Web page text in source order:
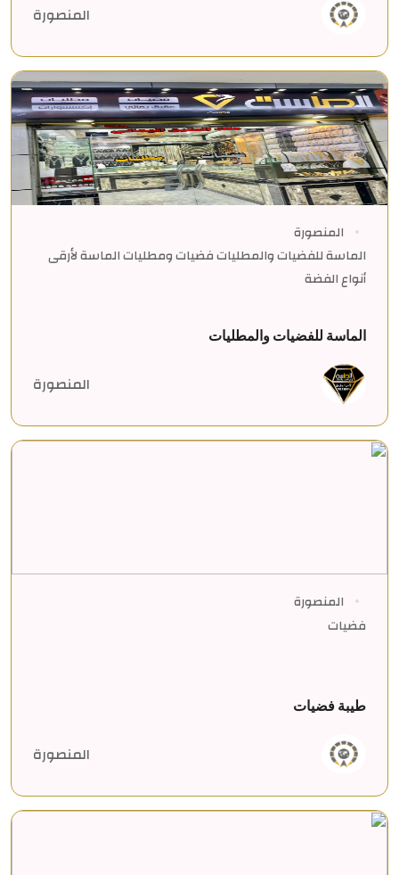
المنصورة
المنصورة
الماسة للفضيات والمطليات فضيات ومطليات الماسة لأرقى
أنواع الفضة
الماسة للفضيات والمطليات
المنصورة
المنصورة
فضيات
طيبة فضيات
المنصورة